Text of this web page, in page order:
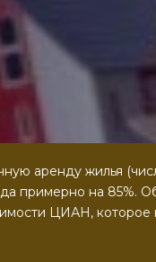
аренду жилья
примерно на 85%.
ЦИАН, которое